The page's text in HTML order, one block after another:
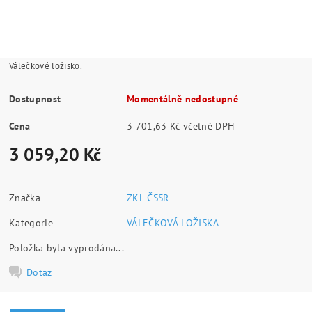
Válečkové ložisko.
Dostupnost Momentálně nedostupné
Cena 3 701,63 Kč včetně DPH
3 059,20 Kč
Značka
ZKL ČSSR
Kategorie
VÁLEČKOVÁ LOŽISKA
Položka byla vyprodána...
Dotaz